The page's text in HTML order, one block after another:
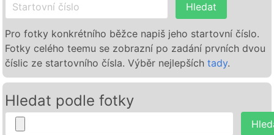
Hledat
Pro fotky konkrétního běžce napiš jeho startovní číslo.
Fotky celého teemu se zobrazní po zadání prvních dvou
číslic ze startovního čísla. Výběr nejlepších tady.
Hledat podle fotky